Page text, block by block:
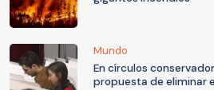
Mundo
En círculos
propuesta de eliminar